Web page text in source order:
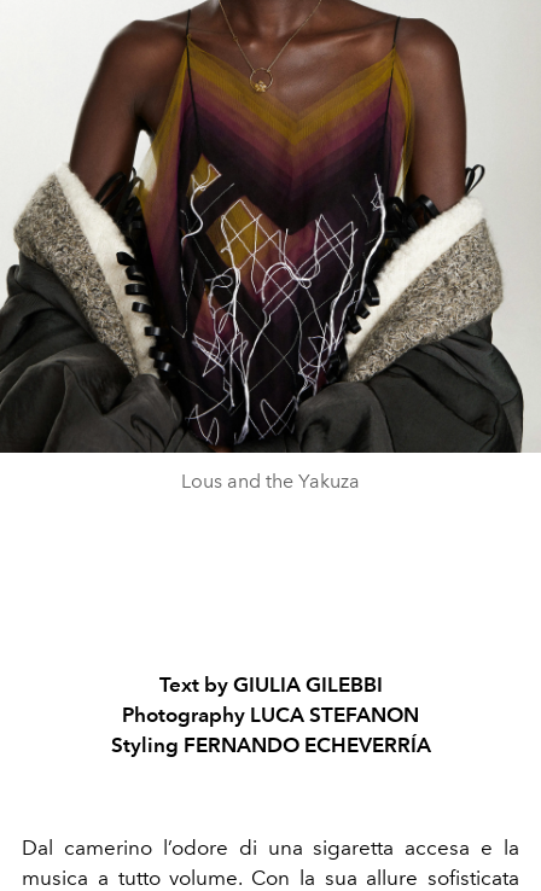
Lous and the Yakuza
Text by GIULIA GILEBBI
Photography LUCA STEFANON
Styling FERNANDO ECHEVERRÍA
Dal camerino l’odore di una sigaretta accesa e la
musica a tutto volume. Con la sua allure sofisticata